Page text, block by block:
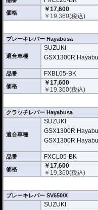
価格
￥17,600
￥ 19,360(税込)
ブレーキレバー Hayabusa
適合車種
SUZUKI
GSX1300R
品番 FXBL05-BK
価格
￥17,600
￥ 19,360(税込)
クラッチレバー Hayabusa
適合車種
SUZUKI
GSX1300R
GSX1300R
品番 FXCL05-BK
価格
￥17,600
￥ 19,360(税込)
ブレーキレバー SV650/X
SUZUKI